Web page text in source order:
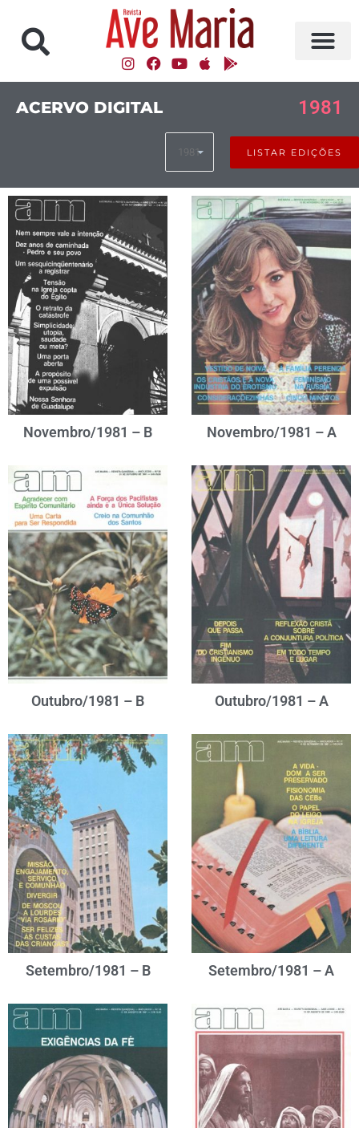
ACERVO DIGITAL 1981
Novembro/1981 – B Novembro/1981 – A
Outubro/1981 – B Outubro/1981 – A
Setembro/1981 – B Setembro/1981 – A